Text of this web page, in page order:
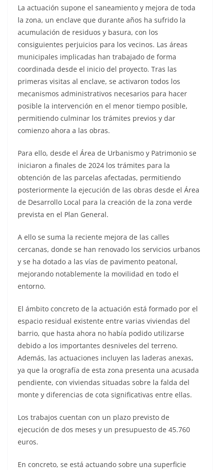
La actuación supone el saneamiento y mejora de toda
la zona, un enclave que durante años ha sufrido la
acumulación de residuos y basura, con los
consiguientes perjuicios para los vecinos. Las áreas
municipales implicadas han trabajado de forma
coordinada desde el inicio del proyecto. Tras las
primeras visitas al enclave, se activaron todos los
mecanismos administrativos necesarios para hacer
posible la intervención en el menor tiempo posible,
permitiendo culminar los trámites previos y dar
comienzo ahora a las obras.
Para ello, desde el Área de Urbanismo y Patrimonio se
iniciaron a finales de 2024 los trámites para la
obtención de las parcelas afectadas, permitiendo
posteriormente la ejecución de las obras desde el Área
de Desarrollo Local para la creación de la zona verde
prevista en el Plan General.
A ello se suma la reciente mejora de las calles
cercanas, donde se han renovado los servicios urbanos
y se ha dotado a las vías de pavimento peatonal,
mejorando notablemente la movilidad en todo el
entorno.
El ámbito concreto de la actuación está formado por el
espacio residual existente entre varias viviendas del
barrio, que hasta ahora no había podido utilizarse
debido a los importantes desniveles del terreno.
Además, las actuaciones incluyen las laderas anexas,
ya que la orografía de esta zona presenta una acusada
pendiente, con viviendas situadas sobre la falda del
monte y diferencias de cota significativas entre ellas.
Los trabajos cuentan con un plazo previsto de
ejecución de dos meses y un presupuesto de 45.760
euros.
En concreto, se está actuando sobre una superficie